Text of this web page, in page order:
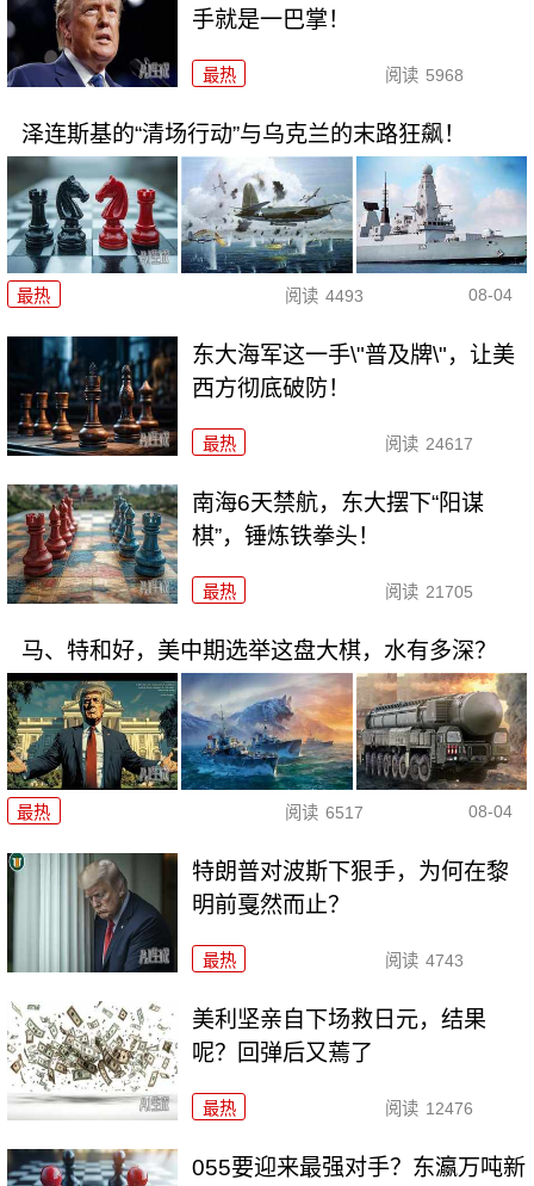
手就是一巴掌！
最热 阅读 5968
泽连斯基的“清场行动”与乌克兰的末路狂飙！
最热 阅读 4493 08-04
东大海军这一手\"普及牌\"，让美
西方彻底破防！
最热 阅读 24617
南海6天禁航，东大摆下“阳谋
棋”，锤炼铁拳头！
最热 阅读 21705
马、特和好，美中期选举这盘大棋，水有多深？
最热 阅读 6517 08-04
特朗普对波斯下狠手，为何在黎
明前戛然而止？
最热 阅读 4743
美利坚亲自下场救日元，结果
呢？回弹后又蔫了
最热 阅读 12476
055要迎来最强对手？东瀛万吨新